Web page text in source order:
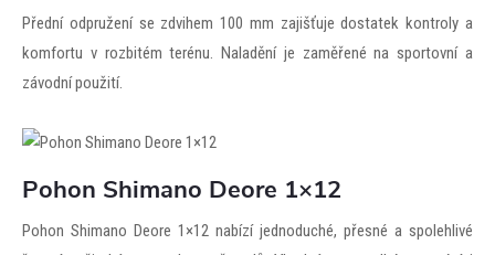
Přední odpružení se zdvihem 100 mm zajišťuje dostatek kontroly a
komfortu v rozbitém terénu. Naladění je zaměřené na sportovní a
závodní použití.
Pohon Shimano Deore 1×12
Pohon Shimano Deore 1×12 nabízí jednoduché, přesné a spolehlivé